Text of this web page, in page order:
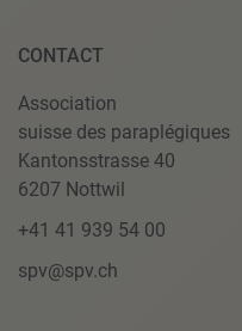
CONTACT
Association
suisse des paraplégiques
Kantonsstrasse 40
6207 Nottwil
+41 41 939 54 00
spv@spv.ch